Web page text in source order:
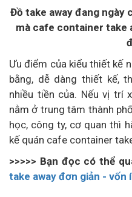
Đồ take away đang ngày
mà cafe container take
Ưu điểm của kiểu thiết kế
bằng, dễ dàng thiết kế,
nhiều tiền của. Nếu vị trí
nằm ở trung tâm thành
học, công ty, cơ quan thì
kế quán cafe container
>>>>> Bạn đọc có thể
take away đơn giản - vốn